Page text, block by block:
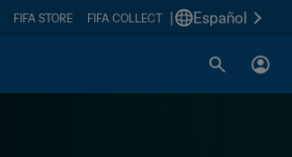
FIFA STORE FIFA COLLECT Español